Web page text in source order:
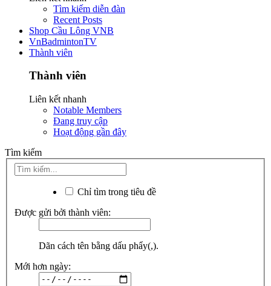
Tìm kiếm diễn đàn
Recent Posts
Shop Cầu Lông VNB
VnBadmintonTV
Thành viên
Thành viên
Liên kết nhanh
Notable Members
Đang truy cập
Hoạt động gần đây
Tìm kiếm
Chỉ tìm trong tiêu đề
Được gửi bởi thành viên:
Dãn cách tên bằng dấu phẩy(,).
Mới hơn ngày: